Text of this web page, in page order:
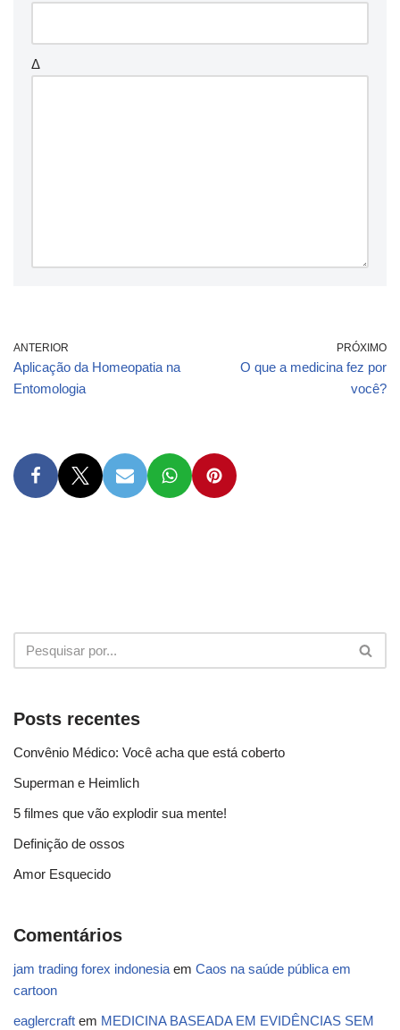
Δ
ANTERIOR
Aplicação da Homeopatia na
Entomologia
PRÓXIMO
O que a medicina fez por
você?
Posts recentes
Convênio Médico: Você acha que está coberto
Superman e Heimlich
5 filmes que vão explodir sua mente!
Definição de ossos
Amor Esquecido
Comentários
jam trading forex indonesiaem Caos na saúde pública em
cartoon
eaglercraft em MEDICINA BASEADA EM EVIDÊNCIAS SEM